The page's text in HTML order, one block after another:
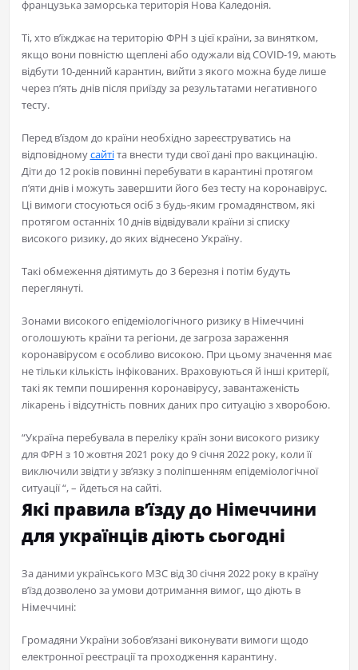
французька заморська територія Нова Каледонія.
Ті, хто в’їжджає на територію ФРН з цієї країни, за винятком,
якщо вони повністю щеплені або одужали від COVID-19, мають
відбути 10-денний карантин, вийти з якого можна буде лише
через п’ять днів після приїзду за результатами негативного
тесту.
Перед в’їздом до країни необхідно зареєструватись на
відповідномусайтіта внести туди свої дані про вакцинацію.
Діти до 12 років повинні перебувати в карантині протягом
п’яти днів і можуть завершити його без тесту на коронавірус.
Ці вимоги стосуються осіб з будь-яким громадянством, які
протягом останніх 10 днів відвідували країни зі списку
високого ризику, до яких віднесено Україну.
Такі обмеження діятимуть до 3 березня і потім будуть
переглянуті.
Зонами високого епідеміологічного ризику в Німеччині
оголошують країни та регіони, де загроза зараження
коронавірусом є особливо високою. При цьому значення має
не тільки кількість інфікованих. Враховуються й інші критерії,
такі як темпи поширення коронавірусу, завантаженість
лікарень і відсутність повних даних про ситуацію з хворобою.
“Україна перебувала в переліку країн зони високого ризику
для ФРН з 10 жовтня 2021 року до 9 січня 2022 року, коли її
виключили звідти у зв’язку з поліпшенням епідеміологічної
ситуації “, – йдеться на сайті.
Які правила в’їзду до Німеччини
для українців діють сьогодні
За даними українського МЗС від 30 січня 2022 року в країну
в’їзд дозволено за умови дотримання вимог, що діють в
Німеччині:
Громадяни України зобов’язані виконувати вимоги щодо
електронної реєстрації та проходження карантину.